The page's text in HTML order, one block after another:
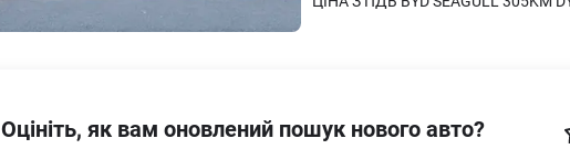
Оцініть, як вам оновлений пошук нового авто?